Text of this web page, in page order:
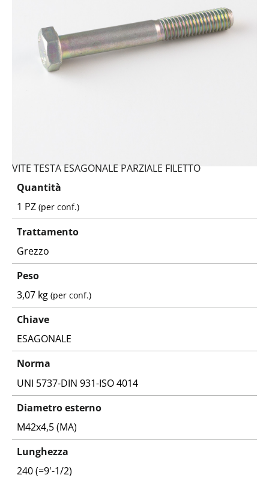
VITE TESTA ESAGONALE PARZIALE FILETTO
Quantità
1 PZ(per conf.)
Trattamento
Grezzo
Peso
3,07 kg(per conf.)
Chiave
ESAGONALE
Norma
UNI 5737-DIN 931-ISO 4014
Diametro esterno
M42x4,5 (MA)
Lunghezza
240 (=9'-1/2)